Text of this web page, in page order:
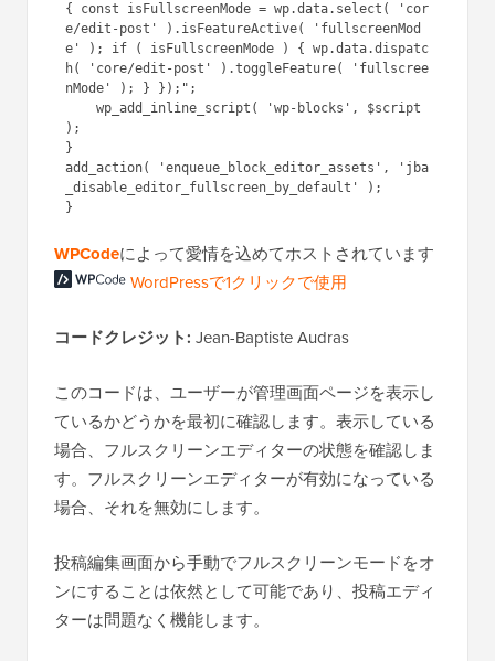
{ const isFullscreenMode = wp.data.select( 'cor
e/edit-post' ).isFeatureActive( 'fullscreenMod
e' ); if ( isFullscreenMode ) { wp.data.dispatc
h( 'core/edit-post' ).toggleFeature( 'fullscree
nMode' ); } });";
);
}
add_action( 'enqueue_block_editor_assets', 'jba
_disable_editor_fullscreen_by_default' );
WPCodeによって愛情を込めてホストされています
WordPressで1クリックで使用
コードクレジット: Jean-Baptiste Audras
このコードは、ユーザーが管理画面ページを表示し
ているかどうかを最初に確認します。表示している
場合、フルスクリーンエディターの状態を確認しま
す。フルスクリーンエディターが有効になっている
場合、それを無効にします。
投稿編集画面から手動でフルスクリーンモードをオ
ンにすることは依然として可能であり、投稿エディ
ターは問題なく機能します。